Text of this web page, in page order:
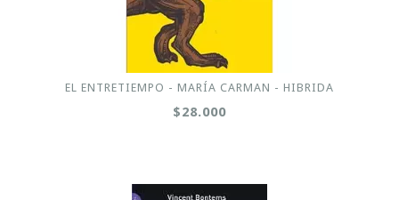
EL ENTRETIEMPO - MARÍA CARMAN - HIBRIDA
$28.000